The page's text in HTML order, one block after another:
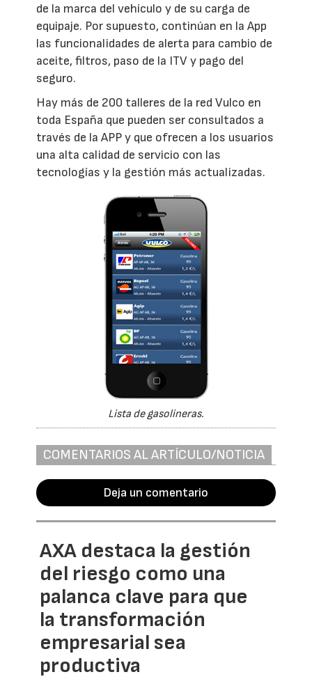
de la marca del vehículo y de su carga de
equipaje. Por supuesto, continúan en la App
las funcionalidades de alerta para cambio de
aceite, filtros, paso de la ITV y pago del
seguro.
Hay más de 200 talleres de la red Vulco en
toda España que pueden ser consultados a
través de la APP y que ofrecen a los usuarios
una alta calidad de servicio con las
tecnologías y la gestión más actualizadas.
Lista de gasolineras.
COMENTARIOS AL ARTÍCULO/NOTICIA
Deja un comentario
AXA destaca la gestión
del riesgo como una
palanca clave para que
la transformación
empresarial sea
productiva